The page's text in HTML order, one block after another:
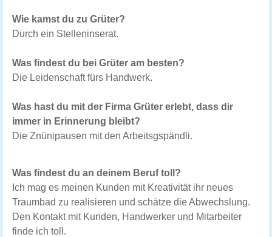
Wie kamst du zu Grüter?
Durch ein Stelleninserat.
Was findest du bei Grüter am besten?
Die Leidenschaft fürs Handwerk.
Was hast du mit der Firma Grüter erlebt, dass dir
immer in Erinnerung bleibt?
Die Znünipausen mit den Arbeitsgspändli.
Was findest du an deinem Beruf toll?
Ich mag es meinen Kunden mit Kreativität ihr neues
Traumbad zu realisieren und schätze die Abwechslung.
Den Kontakt mit Kunden, Handwerker und Mitarbeiter
finde ich toll.